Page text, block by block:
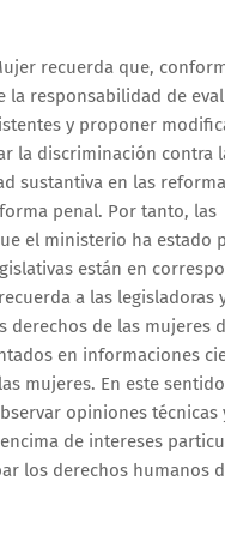
recuerda que,
la responsabilidad de
y proponer
la discriminación contra
sustantiva en las
penal. Por tanto, las
el ministerio ha estado
están en
a las legisladoras
derechos de las mujeres
en informaciones
mujeres. En este
opiniones técnicas
de intereses
los derechos humanos